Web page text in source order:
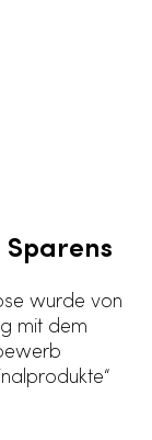
wurde von
mit dem